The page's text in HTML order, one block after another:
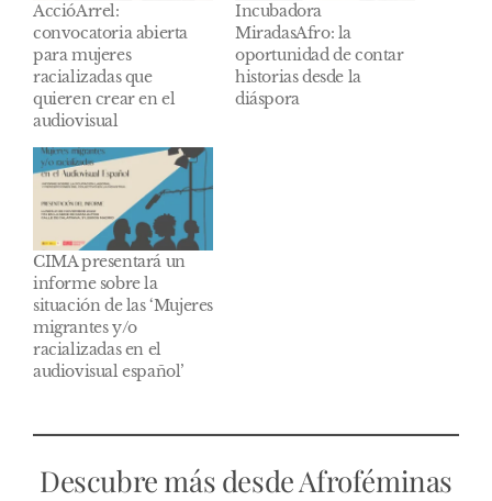
AccióArrel:
convocatoria abierta
para mujeres
racializadas que
quieren crear en el
audiovisual
Incubadora
MiradasAfro: la
oportunidad de contar
historias desde la
diáspora
CIMA presentará un
informe sobre la
situación de las ‘Mujeres
migrantes y/o
racializadas en el
audiovisual español’
Descubre más desde Afroféminas